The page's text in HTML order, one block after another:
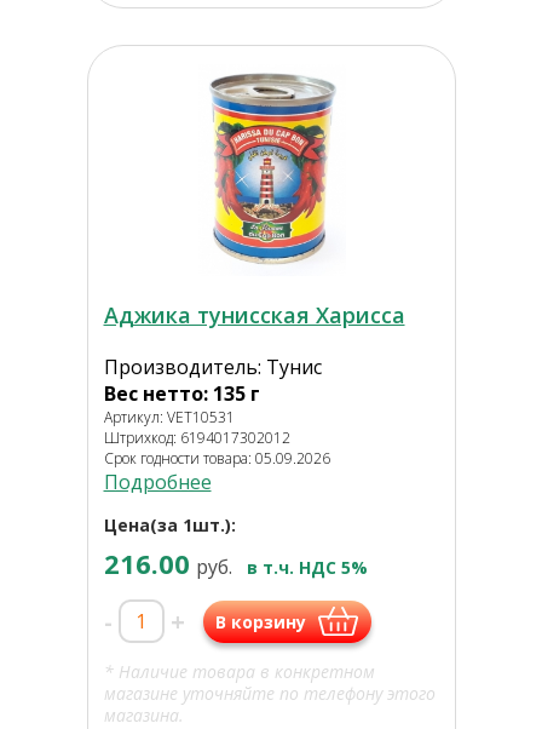
Аджика тунисская Харисса
Производитель: Тунис
Вес нетто: 135 г
Артикул: VET10531
Штрихкод: 6194017302012
Срок годности товара: 05.09.2026
Подробнее
Цена(за 1шт.):
216.00 руб. в т.ч. НДС 5%
- + В корзину
* Наличие товара в конкретном
магазине уточняйте по телефону этого
магазина.